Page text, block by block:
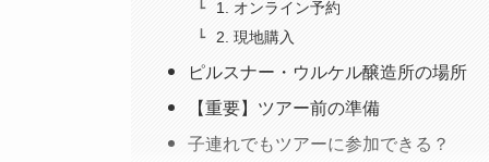
1. オンライン予約
2. 現地購入
ピルスナー・ウルケル醸造所の場所
【重要】ツアー前の準備
子連れでもツアーに参加できる？